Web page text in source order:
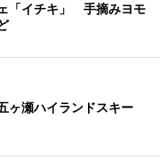
「イチキ」 手摘みヨモ
ヶ瀬ハイランドスキー